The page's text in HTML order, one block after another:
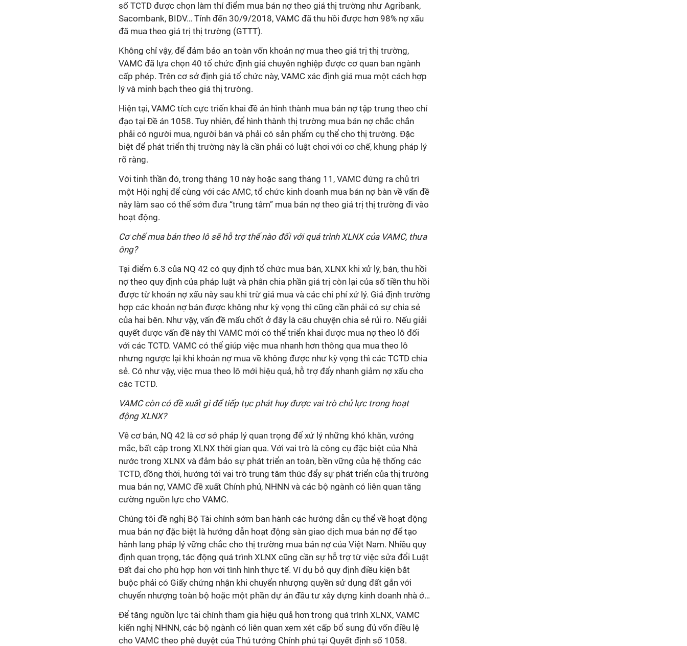
số TCTD được chọn làm thí điểm mua bán nợ theo giá thị trường như Agribank,
Sacombank, BIDV… Tính đến 30/9/2018, VAMC đã thu hồi được hơn 98% nợ xấu
đã mua theo giá trị thị trường (GTTT).
Không chỉ vậy, để đảm bảo an toàn vốn khoản nợ mua theo giá trị thị trường,
VAMC đã lựa chọn 40 tổ chức định giá chuyên nghiệp được cơ quan ban ngành
cấp phép. Trên cơ sở định giá tổ chức này, VAMC xác định giá mua một cách hợp
lý và minh bạch theo giá thị trường.
Hiện tại, VAMC tích cực triển khai đề án hình thành mua bán nợ tập trung theo chỉ
đạo tại Đề án 1058. Tuy nhiên, để hình thành thị trường mua bán nợ chắc chắn
phải có người mua, người bán và phải có sản phẩm cụ thể cho thị trường. Đặc
biệt để phát triển thị trường này là cần phải có luật chơi với cơ chế, khung pháp lý
rõ ràng.
Với tinh thần đó, trong tháng 10 này hoặc sang tháng 11, VAMC đứng ra chủ trì
một Hội nghị để cùng với các AMC, tổ chức kinh doanh mua bán nợ bàn về vấn đề
này làm sao có thể sớm đưa “trung tâm” mua bán nợ theo giá trị thị trường đi vào
hoạt động.
Cơ chế mua bán theo lô sẽ hỗ trợ thế nào đối với quá trình XLNX của VAMC, thưa
ông?
Tại điểm 6.3 của NQ 42 có quy định tổ chức mua bán, XLNX khi xử lý, bán, thu hồi
nợ theo quy định của pháp luật và phân chia phần giá trị còn lại của số tiền thu hồi
được từ khoản nợ xấu này sau khi trừ giá mua và các chi phí xử lý. Giả định trường
hợp các khoản nợ bán được không như kỳ vọng thì cũng cần phải có sự chia sẻ
của hai bên. Như vậy, vấn đề mấu chốt ở đây là câu chuyện chia sẻ rủi ro. Nếu giải
quyết được vấn đề này thì VAMC mới có thể triển khai được mua nợ theo lô đối
với các TCTD. VAMC có thể giúp việc mua nhanh hơn thông qua mua theo lô
nhưng ngược lại khi khoản nợ mua về không được như kỳ vọng thì các TCTD chia
sẻ. Có như vậy, việc mua theo lô mới hiệu quả, hỗ trợ đẩy nhanh giảm nợ xấu cho
các TCTD.
VAMC còn có đề xuất gì để tiếp tục phát huy được vai trò chủ lực trong hoạt
động XLNX?
Về cơ bản, NQ 42 là cơ sở pháp lý quan trọng để xử lý những khó khăn, vướng
mắc, bất cập trong XLNX thời gian qua. Với vai trò là công cụ đặc biệt của Nhà
nước trong XLNX và đảm bảo sự phát triển an toàn, bền vững của hệ thống các
TCTD, đồng thời, hướng tới vai trò trung tâm thúc đẩy sự phát triển của thị trường
mua bán nợ, VAMC đề xuất Chính phủ, NHNN và các bộ ngành có liên quan tăng
cường nguồn lực cho VAMC.
Chúng tôi đề nghị Bộ Tài chính sớm ban hành các hướng dẫn cụ thể về hoạt động
mua bán nợ đặc biệt là hướng dẫn hoạt động sàn giao dịch mua bán nợ để tạo
hành lang pháp lý vững chắc cho thị trường mua bán nợ của Việt Nam. Nhiều quy
định quan trọng, tác động quá trình XLNX cũng cần sự hỗ trợ từ việc sửa đổi Luật
Đất đai cho phù hợp hơn với tình hình thực tế. Ví dụ bỏ quy định điều kiện bắt
buộc phải có Giấy chứng nhận khi chuyển nhượng quyền sử dụng đất gắn với
chuyển nhượng toàn bộ hoặc một phần dự án đầu tư xây dựng kinh doanh nhà ở…
Để tăng nguồn lực tài chính tham gia hiệu quả hơn trong quá trình XLNX, VAMC
kiến nghị NHNN, các bộ ngành có liên quan xem xét cấp bổ sung đủ vốn điều lệ
cho VAMC theo phê duyệt của Thủ tướng Chính phủ tại Quyết định số 1058.